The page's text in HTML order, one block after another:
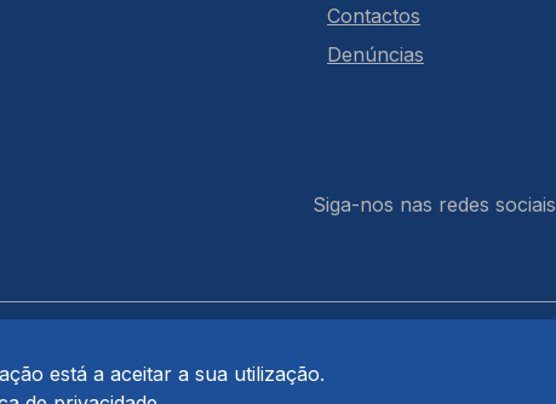
está a aceitar a sua utilização.
Contactos
Denúncias
Siga-nos nas redes sociais